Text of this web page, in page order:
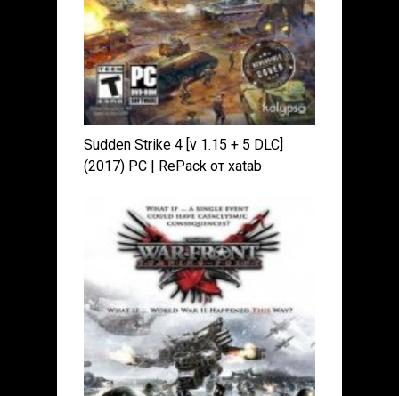
Sudden Strike 4 [v 1.15 + 5 DLC]
(2017) PC | RePack от xatab